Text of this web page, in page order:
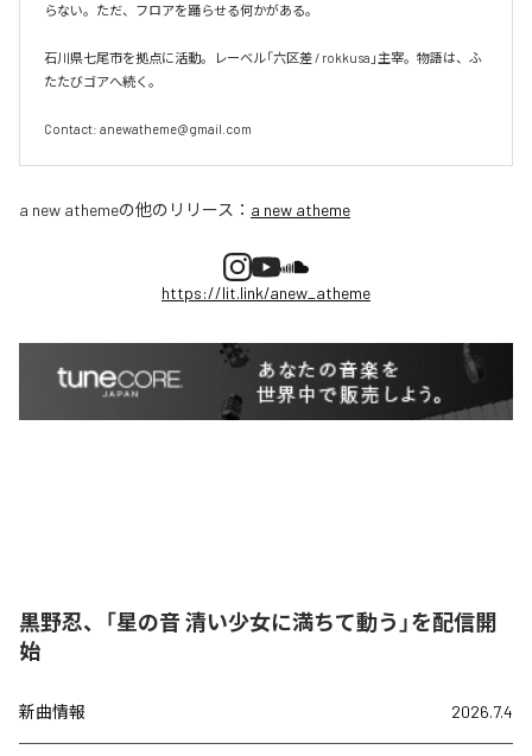
らない。ただ、フロアを踊らせる何かがある。
石川県七尾市を拠点に活動。レーベル「六区差 / rokkusa」主宰。物語は、ふ
たたびゴアへ続く。
Contact: anewatheme@gmail.com
a new athemeの他のリリース： a new atheme
https://lit.link/anew_atheme
黒野忍、「星の音 清い少女に満ちて動う」を配信開
始
新曲情報 2026.7.4